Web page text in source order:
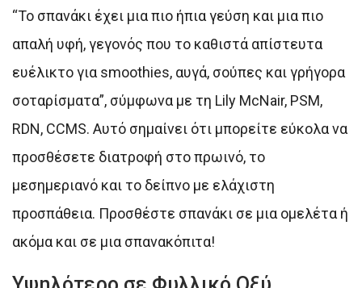
“Το σπανάκι έχει μια πιο ήπια γεύση και μια πιο
απαλή υφή, γεγονός που το καθιστά απίστευτα
ευέλικτο για smoothies, αυγά, σούπες και γρήγορα
σοταρίσματα”, σύμφωνα με τη Lily McNair, PSM,
RDN, CCMS. Αυτό σημαίνει ότι μπορείτε εύκολα να
προσθέσετε διατροφή στο πρωινό, το
μεσημεριανό και το δείπνο με ελάχιστη
προσπάθεια. Προσθέστε σπανάκι σε μια ομελέτα ή
ακόμα και σε μια σπανακόπιτα!